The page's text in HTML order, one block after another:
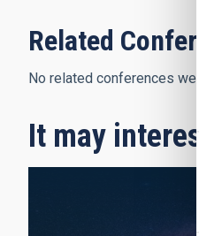
Related
No related conferences
It may